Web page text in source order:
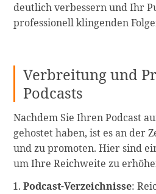
deutlich verbessern und Ihr
professionell klingenden
Verbreitung und
Podcasts
Nachdem Sie Ihren Podcast
gehostet haben, ist es an der
und zu promoten. Hier sind
um Ihre Reichweite zu
Podcast-Verzeichnisse: